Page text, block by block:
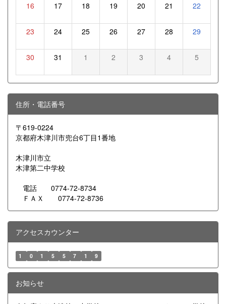
16 17 18 19 20 21 22
23 24 25 26 27 28 29
30 31 1 2 3 4 5
住所・電話番号
〒619-0224
京都府木津川市兜台6丁目1番地
木津川市立
木津第二中学校
電話 0774-72-8734
ＦＡＸ 0774-72-8736
アクセスカウンター
1 0 1 5 5 7 1 9
お知らせ